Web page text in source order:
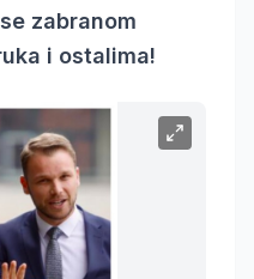
zabranom
i ostalima!